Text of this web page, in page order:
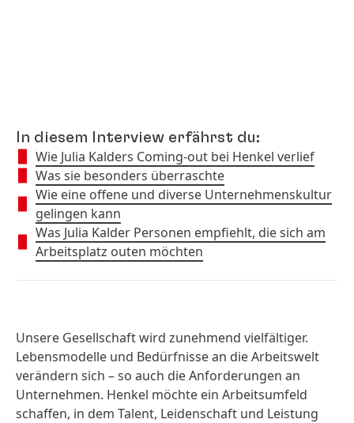
In diesem Interview erfährst du:
Wie Julia Kalders Coming-out bei Henkel verlief
Was sie besonders überraschte
Wie eine offene und diverse Unternehmenskultur
gelingen kann
Was Julia Kalder Personen empfiehlt, die sich am
Arbeitsplatz outen möchten
Unsere Gesellschaft wird zunehmend vielfältiger.
Lebensmodelle und Bedürfnisse an die Arbeitswelt
verändern sich – so auch die Anforderungen an
Unternehmen. Henkel möchte ein Arbeitsumfeld
schaffen, in dem Talent, Leidenschaft und Leistung